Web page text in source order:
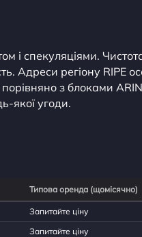
і спекуляціями.
Адреси регіону RIPE
з блоками
якої угоди.
Типова оренда (щомісячно)
Запитайте ціну
Запитайте ціну